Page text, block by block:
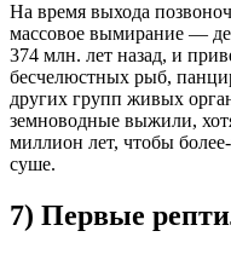
На время выхода
массовое вымирание —
374 млн. лет назад, и
бесчелюстных рыб,
других групп живых
земноводные выжили,
миллион лет, чтобы
суше.
7) Первые